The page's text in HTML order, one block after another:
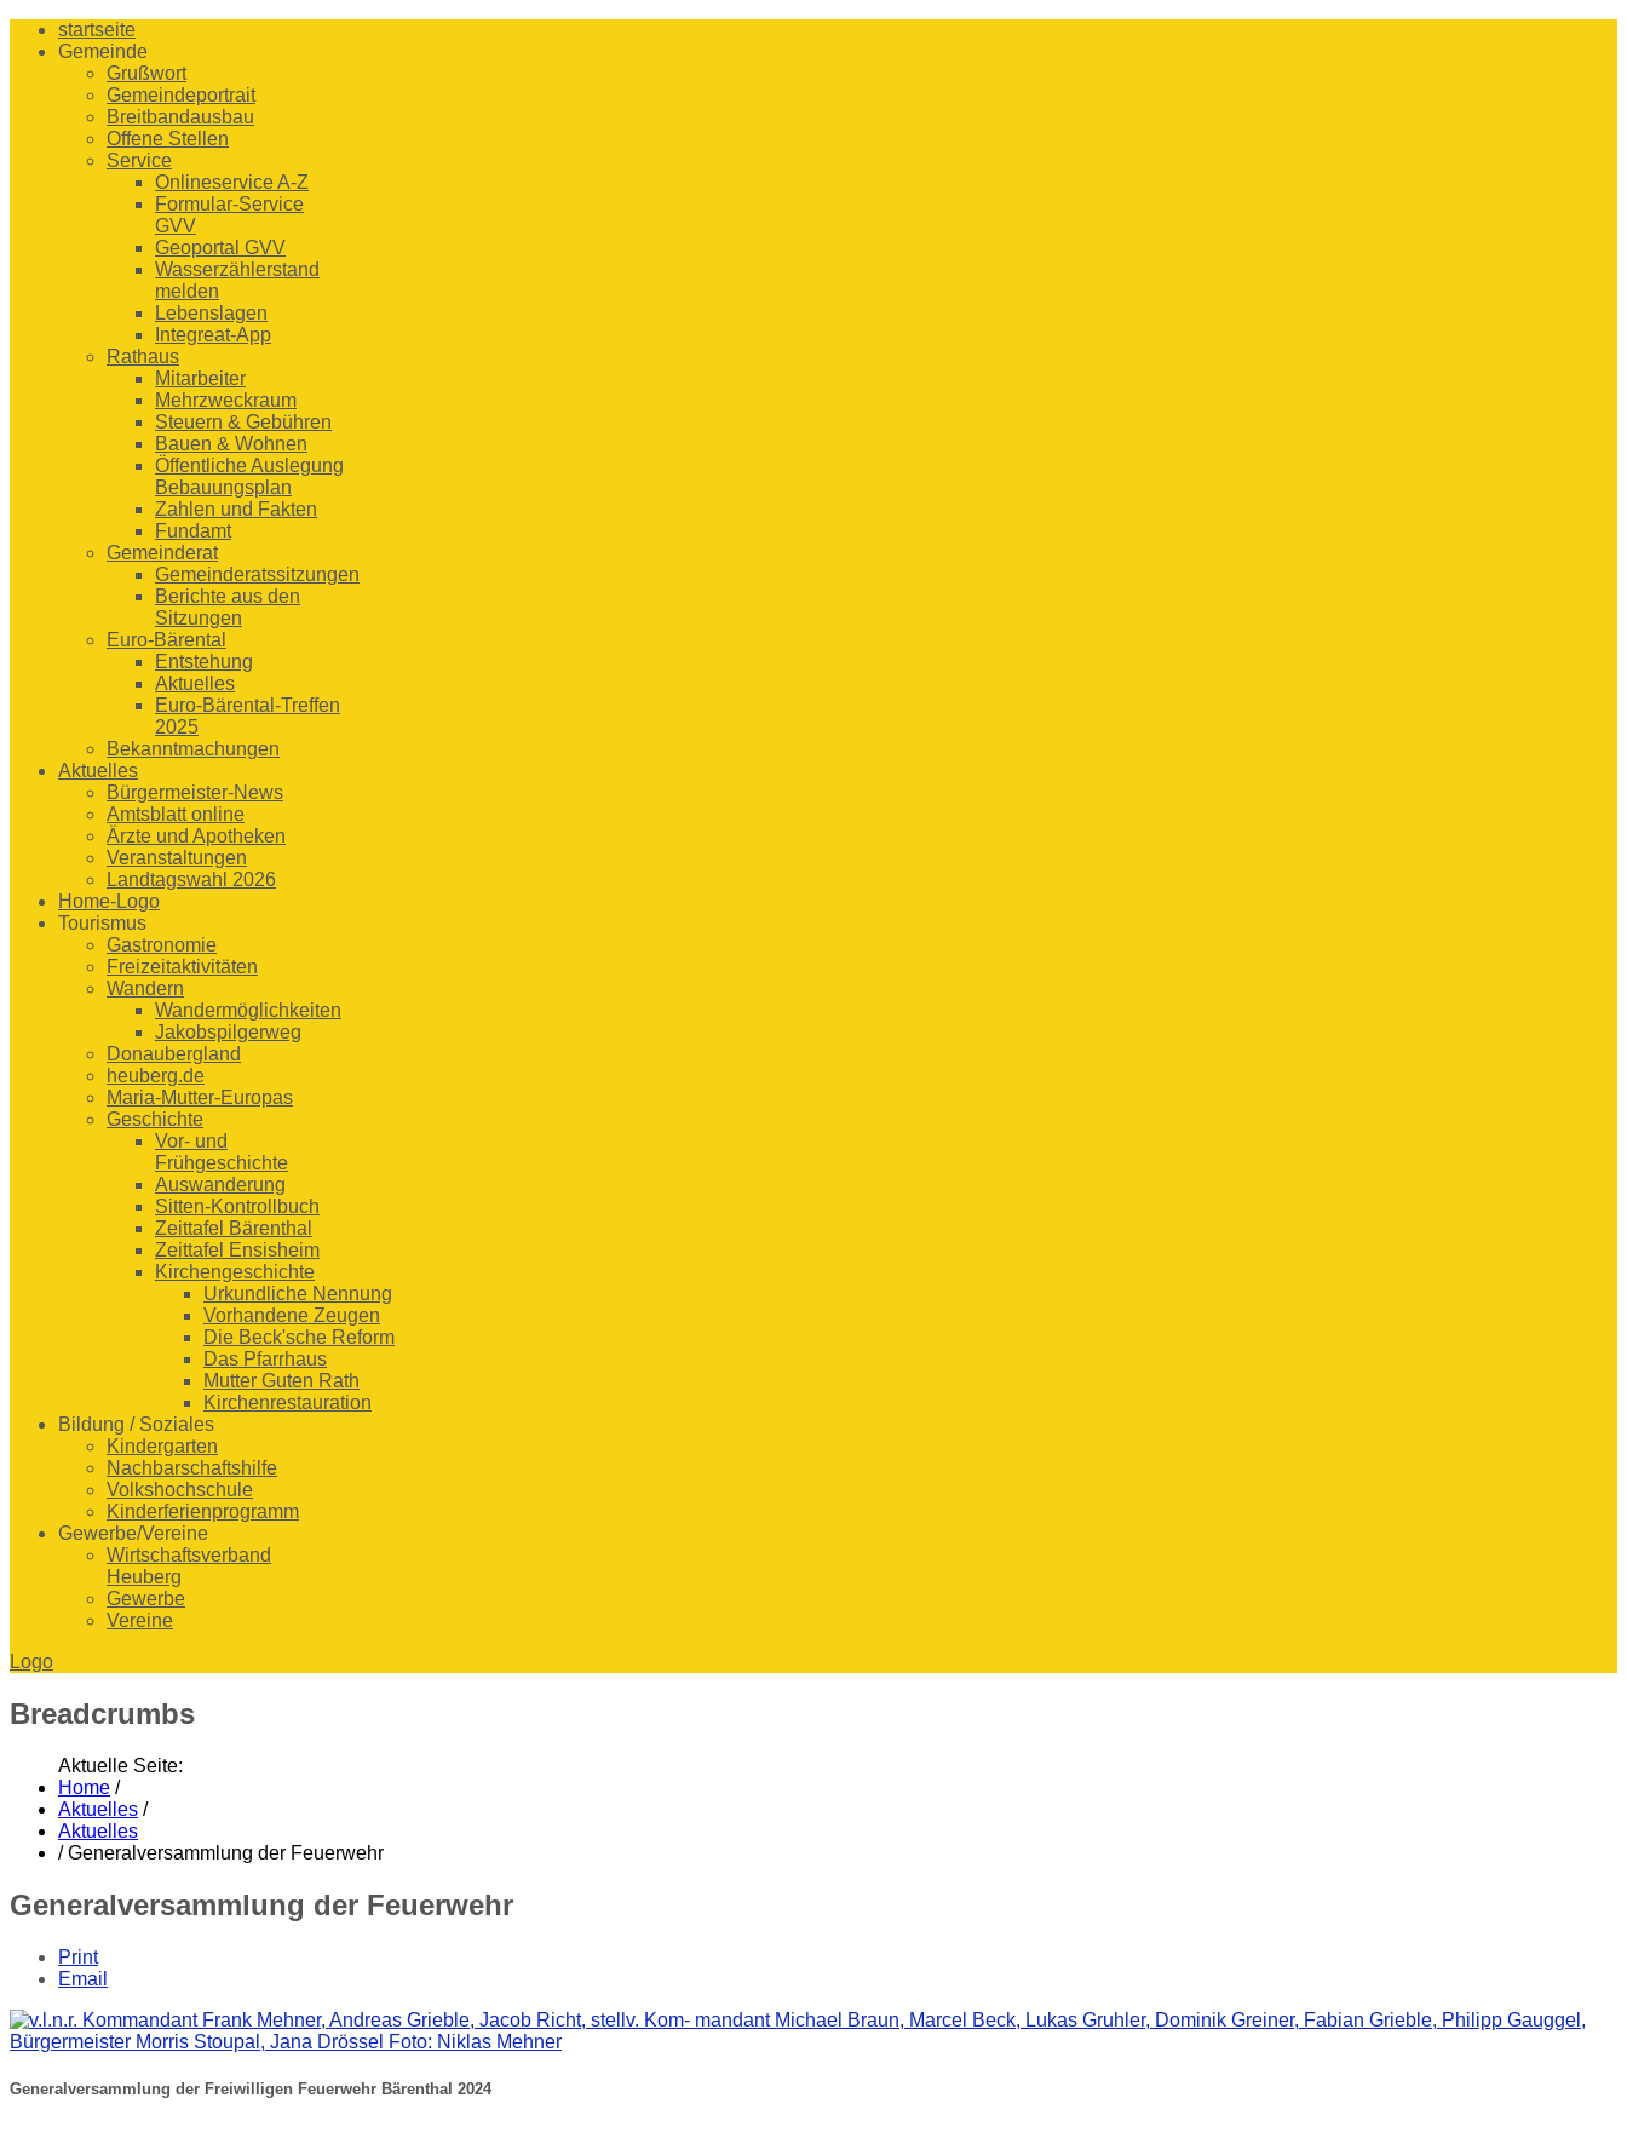
startseite
Gemeinde
Grußwort
Gemeindeportrait
Breitbandausbau
Offene Stellen
Service
Onlineservice A-Z
Formular-Service
GVV
Geoportal GVV
Wasserzählerstand
melden
Lebenslagen
Integreat-App
Rathaus
Mitarbeiter
Mehrzweckraum
Steuern & Gebühren
Bauen & Wohnen
Öffentliche Auslegung
Bebauungsplan
Zahlen und Fakten
Fundamt
Gemeinderat
Gemeinderatssitzungen
Berichte aus den
Sitzungen
Euro-Bärental
Entstehung
Aktuelles
Euro-Bärental-Treffen
2025
Bekanntmachungen
Aktuelles
Bürgermeister-News
Amtsblatt online
Ärzte und Apotheken
Veranstaltungen
Landtagswahl 2026
Home-Logo
Tourismus
Gastronomie
Freizeitaktivitäten
Wandern
Wandermöglichkeiten
Jakobspilgerweg
Donaubergland
heuberg.de
Maria-Mutter-Europas
Geschichte
Vor- und
Frühgeschichte
Auswanderung
Sitten-Kontrollbuch
Zeittafel Bärenthal
Zeittafel Ensisheim
Kirchengeschichte
Urkundliche Nennung
Vorhandene Zeugen
Die Beck'sche Reform
Das Pfarrhaus
Mutter Guten Rath
Kirchenrestauration
Bildung / Soziales
Kindergarten
Nachbarschaftshilfe
Volkshochschule
Kinderferienprogramm
Gewerbe/Vereine
Wirtschaftsverband
Heuberg
Gewerbe
Vereine
Logo
Breadcrumbs
Aktuelle Seite:
Home /
Aktuelles /
Aktuelles
/ Generalversammlung der Feuerwehr
Generalversammlung der Feuerwehr
Print
Email
Generalversammlung der Freiwilligen Feuerwehr Bärenthal 2024